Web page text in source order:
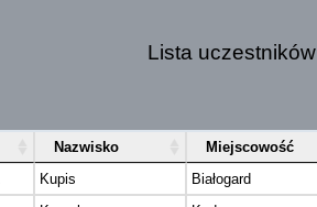
Lista uczestników
Nazwisko Miejscowość
Kupis
Białogard